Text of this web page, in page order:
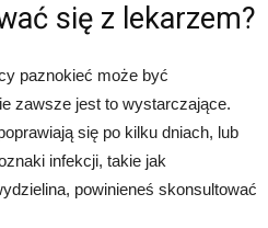
się z lekarzem?
paznokieć może być
zawsze jest to wystarczające.
się po kilku dniach, lub
infekcji, takie jak
powinieneś skonsultować